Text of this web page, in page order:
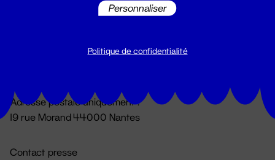
Du lundi au vendredi 14h → 18h
Adresse postale uniquement :
19 rue Morand 44000 Nantes
Contact presse
Personnaliser
Politique de confidentialité